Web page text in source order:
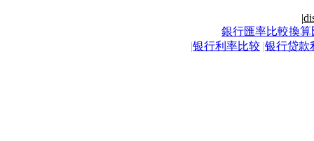
|
銀行匯率比較換算
|银行利率比较 |银行贷款